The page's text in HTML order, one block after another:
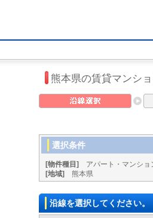
熊本県の賃貸マンシ
選択条件
[物件種目]
アパート・マンショ
[地域]
熊本県
沿線を選択してください。